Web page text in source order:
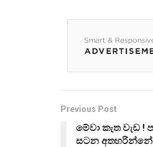
Previous Post
මේවා කැත වැඩ !
සටන අතහරින්නේ